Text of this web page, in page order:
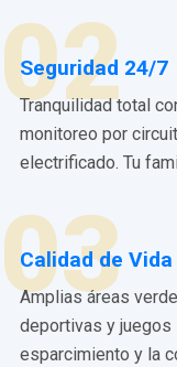
02
Seguridad 24/7
Tranquilidad total
monitoreo por
electrificado. Tu
03
Calidad de Vida
Amplias áreas
deportivas y juegos
esparcimiento y la